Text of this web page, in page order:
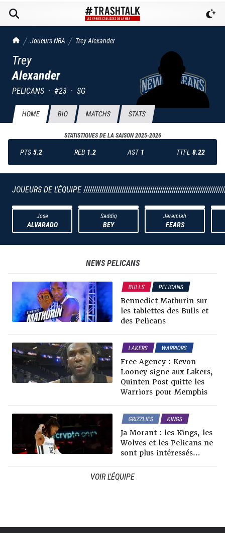
TrashTalk Actu NBA
Joueurs NBA TreyAlexander
Trey
Alexander
PELICANS · #23 · SG
HOME BIO MATCHS STATS
STATISTIQUES DE LA SAISON2025-2026
PTS 5.2 REB 1.2 AST 1 TTFL 8.22
JOUEURS DE L'ÉQUIPE
Jose
ALVARADO
Saddiq
BEY
Jeremiah
FEARS
NEWSPELICANS
BULLS
PELICANS
RUMEURS & TRADES
NEWS NBA
Bennedict Mathurin sur
les tablettes des Bulls et
des Pelicans
LAKERS
WARRIORS
GRIZZLIES
PELICANS
NEWS NBA
RUMEURS & TRADES
Free Agency : Kevon
Looney signe aux Lakers,
Quinten Post quitte les
Warriors pour Memphis
GRIZZLIES
KINGS
PELICANS
WOLVES
RUMEURS & TRADES
Ja Morant : les Kings, les
Wolves et les Pelicans ne
sont plus intéressés…
VOIR L'ÉQUIPE